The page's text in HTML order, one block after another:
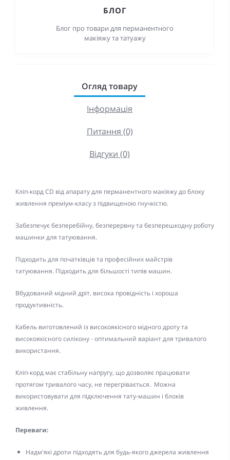
БЛОГ
Блог про товари для перманентного
макіяжу та татуажу
Огляд товару
Інформація
Питання (0)
Відгуки (0)
Кліп-корд CD від апарату для перманентного макіяжу до блоку
живлення преміум-класу з підвищеною гнучкістю.
Забезпечує безперебійну, безперервну та безперешкодну роботу
машинки для татуювання.
Підходить для початківців та професійних майстрів
татуювання. Підходить для більшості типів машин.
Вбудований мідний дріт, висока провідність і хороша
продуктивність.
Кабель виготовлений із високоякісного мідного дроту та
високоякісного силікону - оптимальний варіант для тривалого
використання.
Кліп-корд має стабільну напругу, що дозволяє працювати
протягом тривалого часу, не перегрівається. Можна
використовувати для підключення тату-машин і блоків
живлення.
Переваги:
Надм'які дроти підходять для будь-якого джерела живлення